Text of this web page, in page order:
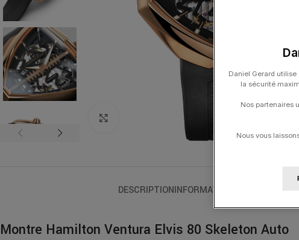
DESCRIPTIONINFORMATIONS
Montre Hamilton Ventura Elvis 80 Skeleton Auto
Daniel Gerard
la sécurité
Nos partenaires
Nous vous